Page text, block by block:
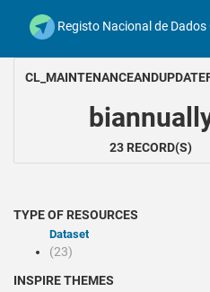
Registo Nacional de
23 RECORD(S)
TYPE OF RESOURCES
Dataset
(23)
INSPIRE THEMES